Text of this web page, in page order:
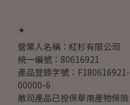
✦
營業人名稱：紅杉有限公司
統一編號：80616921
產品登錄字號：F180616921-
00000-6
敝司產品已投保華南產物保險